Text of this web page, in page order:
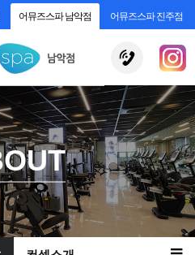
어뮤즈스파 남악점 어뮤즈스파 진주점